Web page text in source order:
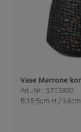
Vase Marrone
Art.-Nr.: 5713800
B:15.5cm H:23.8cm